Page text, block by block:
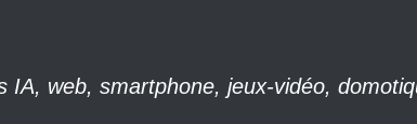
IA, web, smartphone, jeux-vidéo,